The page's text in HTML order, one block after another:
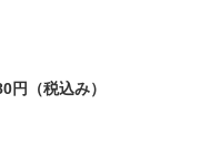
円（税込み）